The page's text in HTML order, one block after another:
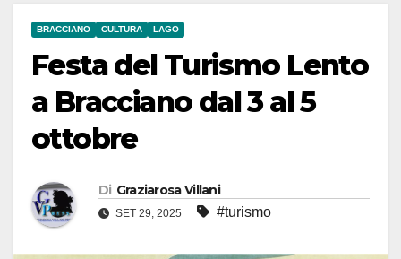
BRACCIANO CULTURA LAGO
Festa del Turismo Lento
a Bracciano dal 3 al 5
ottobre
Di Graziarosa Villani
SET 29, 2025 #turismo